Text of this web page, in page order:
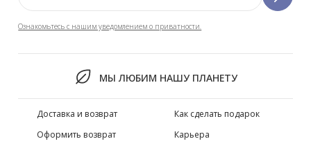
Ознакомьтесь с нашим уведомлением о приватности.
МЫ ЛЮБИМ НАШУ ПЛАНЕТУ
Доставка и возврат
Оформить возврат
Как сделать подарок
Карьера